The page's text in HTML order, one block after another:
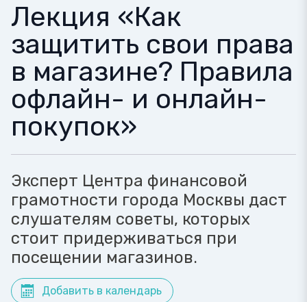
Лекция «Как
защитить свои права
в магазине? Правила
офлайн- и онлайн-
покупок»
Эксперт Центра финансовой
грамотности города Москвы даст
слушателям советы, которых
стоит придерживаться при
посещении магазинов.
Добавить в календарь